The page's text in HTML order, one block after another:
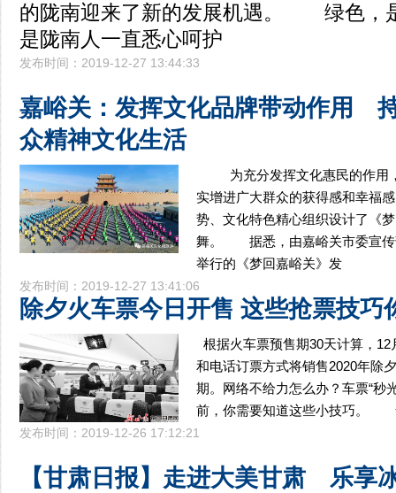
的陇南迎来了新的发展机遇。 绿色，
是陇南人一直悉心呵护
发布时间：2019-12-27 13:44:33
嘉峪关：发挥文化品牌带动作用
众精神文化生活
为充分发挥文化惠民的作用
实增进广大群众的获得感和幸福
势、文化特色精心组织设计了《
舞。 据悉，由嘉峪关市委宣传
举行的《梦回嘉峪关》发
发布时间：2019-12-27 13:41:06
除夕火车票今日开售 这些抢票技巧
根据火车票预售期30天计算，
和电话订票方式将销售2020年除
期。网络不给力怎么办？车票“秒
前，你需要知道这些小技巧。
发布时间：2019-12-26 17:12:21
【甘肃日报】走进大美甘肃 乐